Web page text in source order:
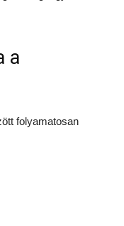
a
folyamatosan